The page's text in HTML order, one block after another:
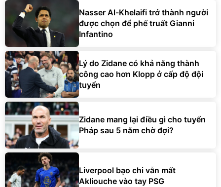
Nasser Al-Khelaifi trở thành người
được chọn để phế truất Gianni
Infantino
Lý do Zidane có khả năng thành
công cao hơn Klopp ở cấp độ đội
tuyển
Zidane mang lại điều gì cho tuyển
Pháp sau 5 năm chờ đợi?
Liverpool bạo chi vẫn mất
Akliouche vào tay PSG